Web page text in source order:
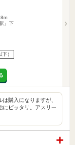
」下
）
購入になりますが、
にピッタリ。アスリー